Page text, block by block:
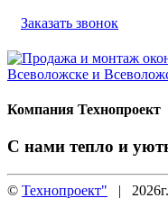
Заказать звонок
Компания Технопроект
С нами тепло и
© Технопроект" | 2026г.